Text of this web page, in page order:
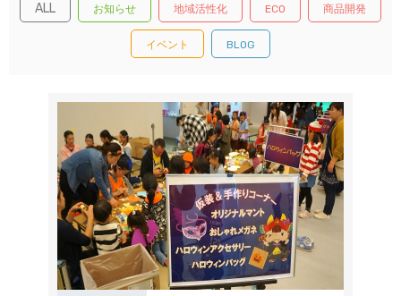
ALL お知らせ 地域活性化 ECO 商品開発
イベント BLOG